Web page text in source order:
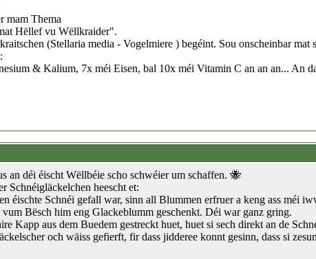
mam Thema
Hëllef vu Wëllkraider".
(Stellaria media - Vogelmiere ) begéint. Sou onscheinbar
& Kalium, 7x méi Eisen, bal 10x méi Vitamin C an an an... An
an déi éischt Wëllbéie scho schwéier um schaffen. 🐝
Schnéigläckelchen heescht et:
éischte Schnéi gefall war, sinn all Blummen erfruer a keng ass méi
Bësch him eng Glackeblumm geschenkt. Déi war ganz gring.
Kapp aus dem Buedem gestreckt huet, huet si sech direkt an de
och wäiss gefierft, fir dass jidderee konnt gesinn, dass si